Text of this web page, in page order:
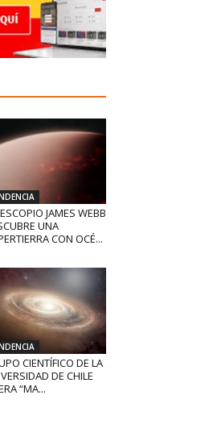
JAMES WEBB
UNA
CON OCÉ...
CIENTÍFICO DE LA
DE CHILE
“MA...